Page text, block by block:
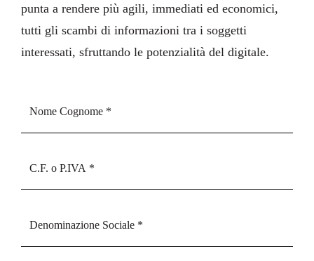
punta a rendere più agili, immediati ed economici,
tutti gli scambi di informazioni tra i soggetti
interessati, sfruttando le potenzialità del digitale.